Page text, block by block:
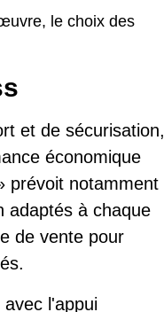
le choix des
et de sécurisation,
économique
prévoit notamment
adaptés à chaque
de vente pour
l'appui